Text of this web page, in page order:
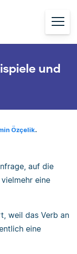
und
Özçelik.
auf die
eine
weil das Verb an
eine